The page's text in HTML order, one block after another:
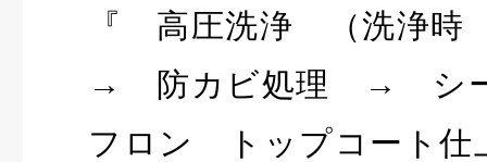
『 高圧洗浄 （洗浄
→ 防カビ処理 → シ
フロン トップコート